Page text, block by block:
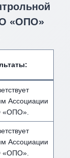
«ОПО»
Ассоциации
«ОПО».
Ассоциации
«ОПО».